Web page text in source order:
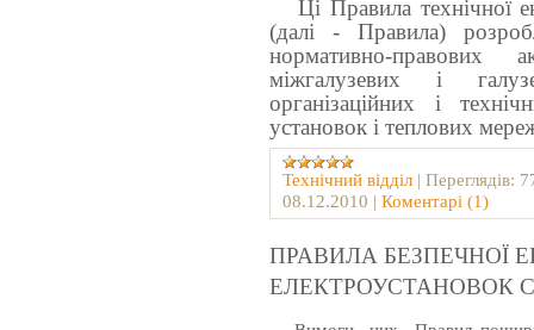
Ці Правила технічної
(далі - Правила)
нормативно-правових
міжгалузевих і
організаційних і
установок і теплових
Технічний відділ | Переглядів:
08.12.2010 | Коментарі (1)
ПРАВИЛА БЕЗПЕЧНОЇ
ЕЛЕКТРОУСТАНОВОК